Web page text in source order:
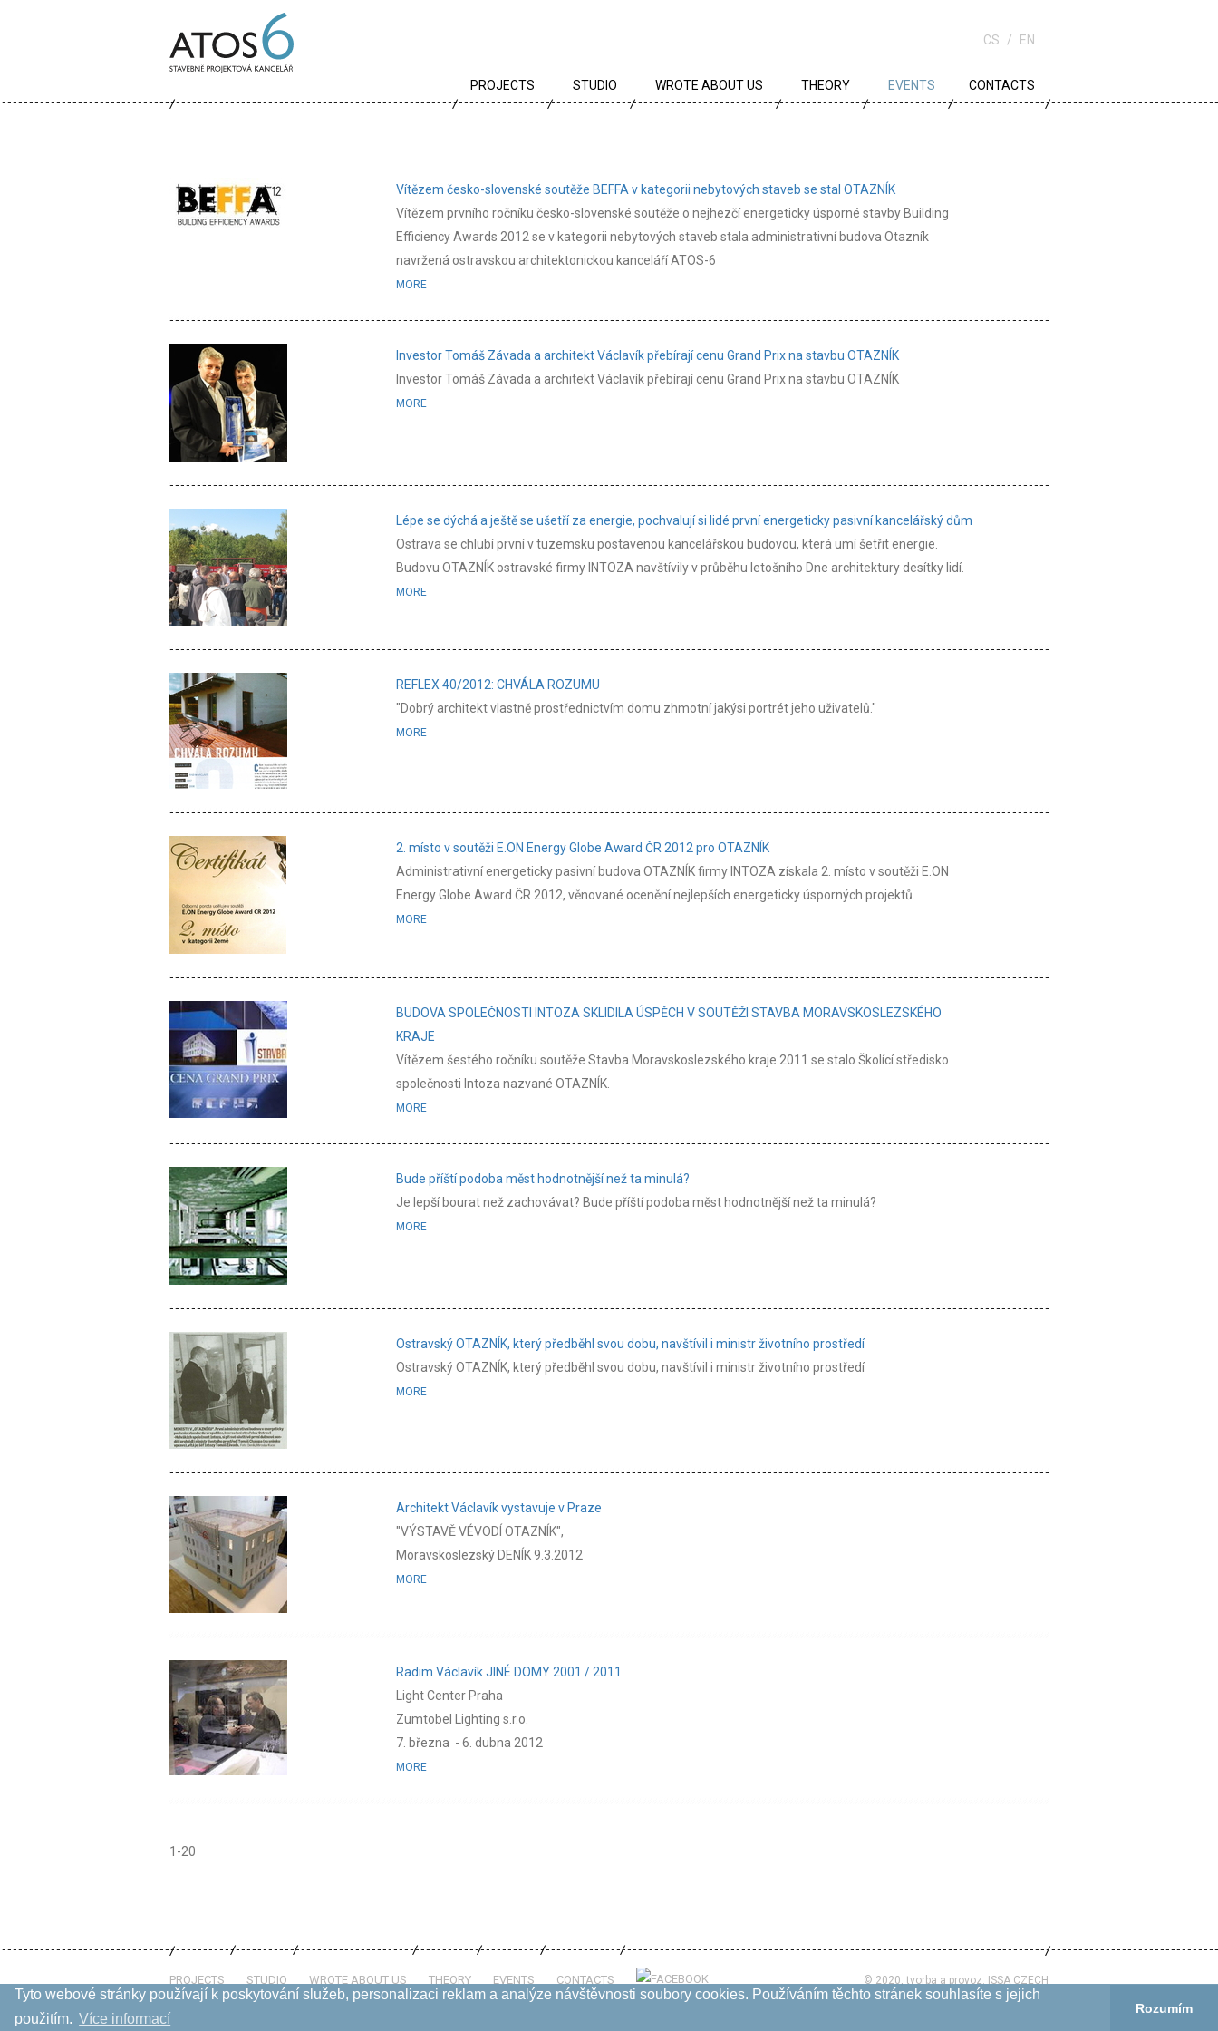
Tyto webové stránky používají k poskytování služeb, personalizaci reklam a analýze návštěvnosti soubory cookies. Používáním těchto stránek souhlasíte s jejich
použitím. Více informací­
Rozumím
6
CS EN
PROJECTS STUDIO
CAREER
WROTE ABOUT US THEORY EVENTS CONTACTS
Vítězem česko-slovenské soutěže BEFFA v kategorii nebytových staveb se stal OTAZNÍK
Vítězem prvního ročníku česko-slovenské soutěže o nejhezčí energeticky úsporné stavby Building
Efficiency Awards 2012 se v kategorii nebytových staveb stala administrativní budova Otazník
navržená ostravskou architektonickou kanceláří ATOS-6
MORE
Investor Tomáš Závada a architekt Václavík přebírají cenu Grand Prix na stavbu OTAZNÍK
Investor Tomáš Závada a architekt Václavík přebírají cenu Grand Prix na stavbu OTAZNÍK
MORE
Lépe se dýchá a ještě se ušetří za energie, pochvalují si lidé první energeticky pasivní kancelářský dům
Ostrava se chlubí první v tuzemsku postavenou kancelářskou budovou, která umí šetřit energie.
Budovu OTAZNÍK ostravské firmy INTOZA navštívily v průběhu letošního Dne architektury desítky lidí.
MORE
REFLEX 40/2012: CHVÁLA ROZUMU
"Dobrý architekt vlastně prostřednictvím domu zhmotní jakýsi portrét jeho uživatelů."
MORE
2. místo v soutěži E.ON Energy Globe Award ČR 2012 pro OTAZNÍK
Administrativní energeticky pasivní budova OTAZNÍK firmy INTOZA získala 2. místo v soutěži E.ON
Energy Globe Award ČR 2012, věnované ocenění nejlepších energeticky úsporných projektů.
MORE
BUDOVA SPOLEČNOSTI INTOZA SKLIDILA ÚSPĚCH V SOUTĚŽI STAVBA MORAVSKOSLEZSKÉHO
KRAJE
Vítězem šestého ročníku soutěže Stavba Moravskoslezského kraje 2011 se stalo Školící středisko
společnosti Intoza nazvané OTAZNÍK.
MORE
Bude příští podoba měst hodnotnější než ta minulá?
Je lepší bourat než zachovávat? Bude příští podoba měst hodnotnější než ta minulá?
MORE
Ostravský OTAZNÍK, který předběhl svou dobu, navštívil i ministr životního prostředí
Ostravský OTAZNÍK, který předběhl svou dobu, navštívil i ministr životního prostředí
MORE
Architekt Václavík vystavuje v Praze
"VÝSTAVĚ VÉVODÍ OTAZNÍK",
Moravskoslezský DENÍK 9.3.2012
MORE
Radim Václavík JINÉ DOMY 2001 / 2011
Light Center Praha
Zumtobel Lighting s.r.o.
7. března - 6. dubna 2012
MORE
1-20
PROJECTS STUDIO WROTE ABOUT US THEORY EVENTS CONTACTS © 2020, tvorba a provoz: ISSA CZECH